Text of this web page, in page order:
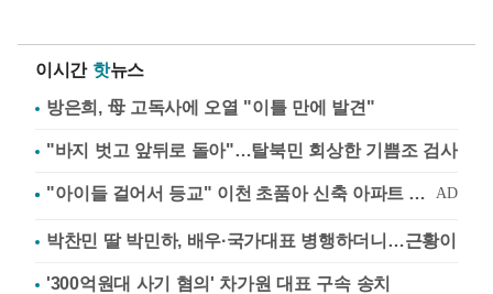
이시간 핫뉴스
방은희, 母 고독사에 오열 "이틀 만에 발견"
"바지 벗고 앞뒤로 돌아"…탈북민 회상한 기쁨조 검사
박찬민 딸 박민하, 배우·국가대표 병행하더니…근황이
'300억원대 사기 혐의' 차가원 대표 구속 송치